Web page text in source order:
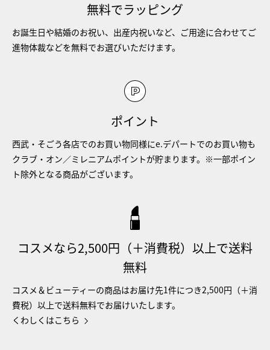
無料でラッピング
お誕生日や結婚のお祝い、出産内祝いなど、ご用途に合わせてご
進物体裁などを無料でお選びいただけます。
ポイント
西武・そごう各店でのお買い物同様にe.デパートでのお買い物も
クラブ・オン／ミレニアムポイントが貯まります。※一部ポイン
ト除外となる商品がございます。
コスメなら2,500円（＋消費税）以上で送料
無料
コスメ＆ビューティーの商品はお届け先1件につき2,500円（＋消
費税）以上で送料無料でお届けいたします。
くわしくはこちら